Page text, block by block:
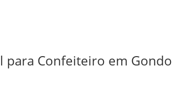
para Confeiteiro em